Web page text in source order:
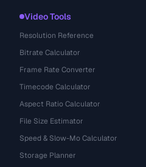
Video Tools
Resolution Reference
Bitrate Calculator
Frame Rate Converter
Timecode Calculator
Aspect Ratio Calculator
File Size Estimator
Speed & Slow-Mo Calculator
Storage Planner